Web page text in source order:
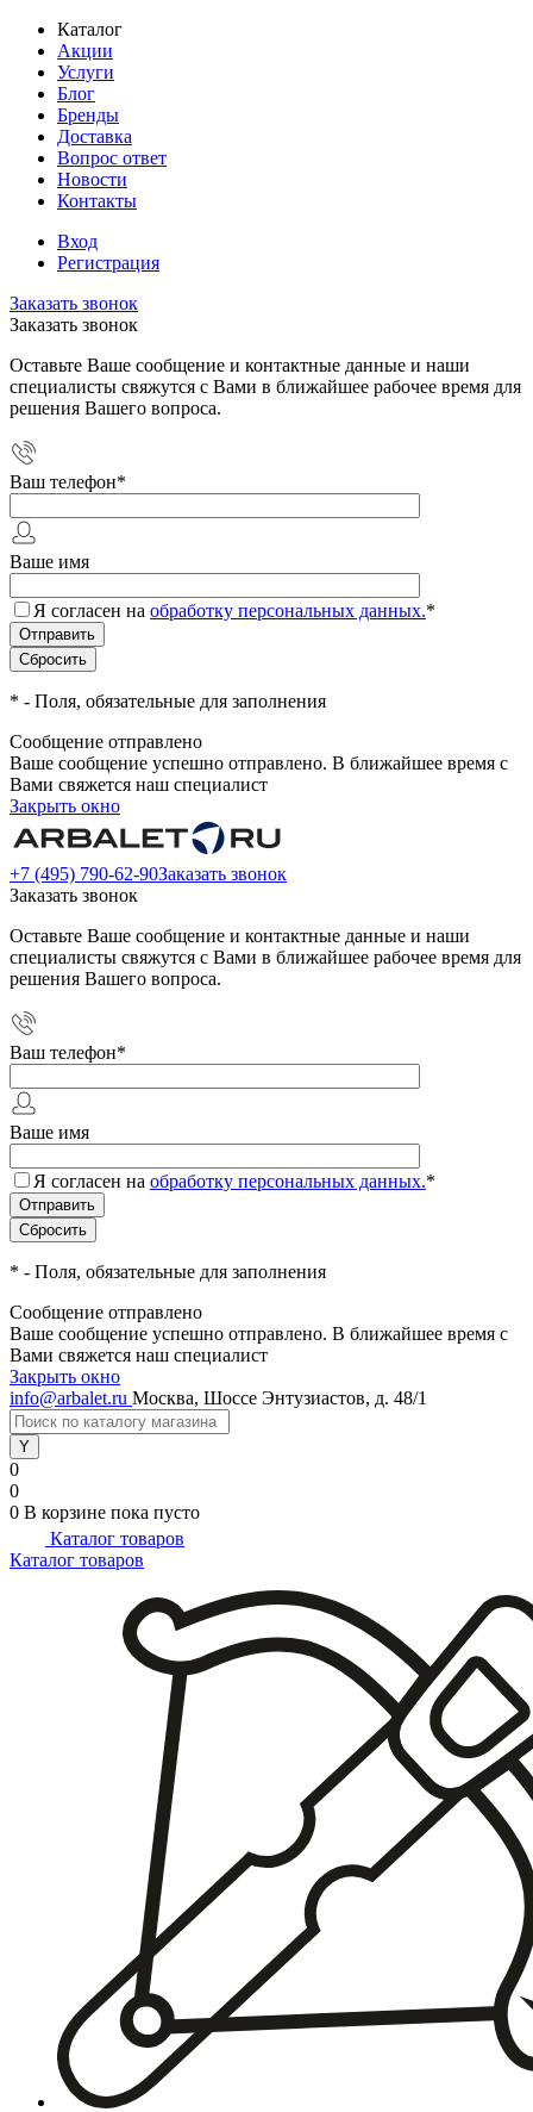
Каталог
Акции
Услуги
Блог
Бренды
Доставка
Вопрос ответ
Новости
Контакты
Вход
Регистрация
Заказать звонок
Заказать звонок
Оставьте Ваше сообщение и контактные данные и наши
специалисты свяжутся с Вами в ближайшее рабочее время для
решения Вашего вопроса.
Ваш телефон*
Ваше имя
Я согласен на обработку персональных данных.*
* - Поля, обязательные для заполнения
Сообщение отправлено
Ваше сообщение успешно отправлено. В ближайшее время с
Вами свяжется наш специалист
Закрыть окно
+7 (495) 790-62-90Заказать звонок
Заказать звонок
Оставьте Ваше сообщение и контактные данные и наши
специалисты свяжутся с Вами в ближайшее рабочее время для
решения Вашего вопроса.
Ваш телефон*
Ваше имя
Я согласен на обработку персональных данных.*
* - Поля, обязательные для заполнения
Сообщение отправлено
Ваше сообщение успешно отправлено. В ближайшее время с
Вами свяжется наш специалист
Закрыть окно
info@arbalet.ru Москва, Шоссе Энтузиастов, д. 48/1
0
0
0 В корзине пока пусто
Каталог товаров
Каталог товаров